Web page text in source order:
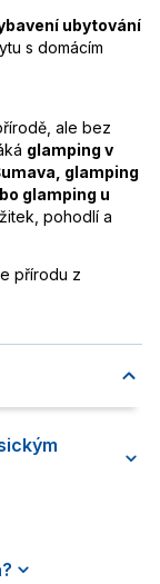
ubytování
s domácím
ale bez
glamping v
glamping
glamping u
pohodlí a
přírodu z